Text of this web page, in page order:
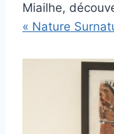
Miailhe,
« Nature